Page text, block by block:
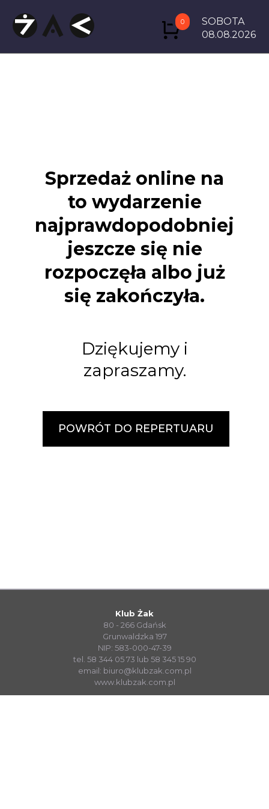
0
SOBOTA
08.08.2026
Sprzedaż online na
to wydarzenie
najprawdopodobniej
jeszcze się nie
rozpoczęła albo już
się zakończyła.
Dziękujemy i
zapraszamy.
POWRÓT DO REPERTUARU
Klub Żak
80 - 266 Gdańsk
Grunwaldzka 197
NIP: 583-000-47-39
tel. 58 344 05 73 lub 58 345 15 90
email: biuro@klubzak.com.pl
www.klubzak.com.pl